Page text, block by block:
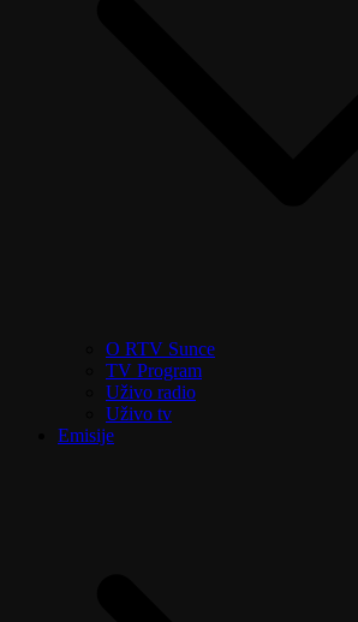
O RTV Sunce
TV Program
Uživo radio
Uživo tv
Emisije